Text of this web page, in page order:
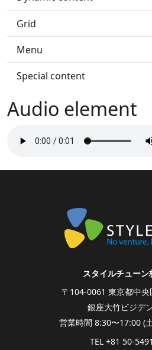
Grid
Menu
Special content
Audio element
スタイルチューン
〒104-0061 東京都中央
銀座大竹ビジデ
営業時間 8:30〜17:00 (
TEL +81 50-